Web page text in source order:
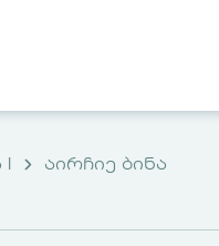
აირჩიე ბინა